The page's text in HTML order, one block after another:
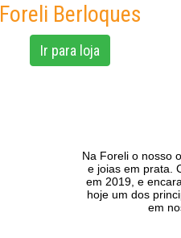
Foreli Berloques
Ir para loja
Na Foreli o nosso
e joias em prata.
em 2019, e
hoje um dos
em